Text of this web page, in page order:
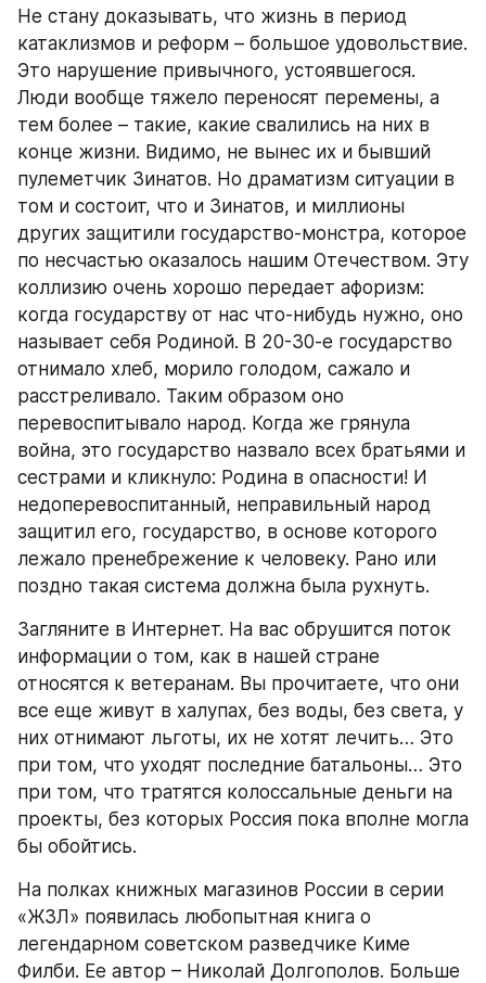
Не стану доказывать, что жизнь в период
катаклизмов и реформ – большое удовольствие.
Это нарушение привычного, устоявшегося.
Люди вообще тяжело переносят перемены, а
тем более – такие, какие свалились на них в
конце жизни. Видимо, не вынес их и бывший
пулеметчик Зинатов. Но драматизм ситуации в
том и состоит, что и Зинатов, и миллионы
других защитили государство-монстра, которое
по несчастью оказалось нашим Отечеством. Эту
коллизию очень хорошо передает афоризм:
когда государству от нас что-нибудь нужно, оно
называет себя Родиной. В 20-30-е государство
отнимало хлеб, морило голодом, сажало и
расстреливало. Таким образом оно
перевоспитывало народ. Когда же грянула
война, это государство назвало всех братьями и
сестрами и кликнуло: Родина в опасности! И
недоперевоспитанный, неправильный народ
защитил его, государство, в основе которого
лежало пренебрежение к человеку. Рано или
поздно такая система должна была рухнуть.
Загляните в Интернет. На вас обрушится поток
информации о том, как в нашей стране
относятся к ветеранам. Вы прочитаете, что они
все еще живут в халупах, без воды, без света, у
них отнимают льготы, их не хотят лечить… Это
при том, что уходят последние батальоны… Это
при том, что тратятся колоссальные деньги на
проекты, без которых Россия пока вполне могла
бы обойтись.
На полках книжных магазинов России в серии
«ЖЗЛ» появилась любопытная книга о
легендарном советском разведчике Киме
Филби. Ее автор – Николай Долгополов. Больше